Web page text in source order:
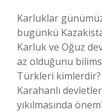
Karluklar
bugünkü
Karluk ve Oğuz
az olduğunu
Türkleri
Karahanlı
yıkılmasında